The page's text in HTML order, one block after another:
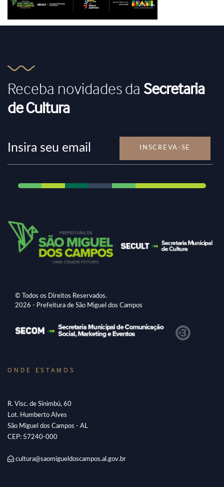
Receba novidades da Secretaria
de Cultura
INSCREVA-SE
© Todos os Direitos Reservados.
2026 - Prefeitura de São Miguel dos Campos
ONDE ESTAMOS
R. Visc. de Sinimbú, 60
Lot. Humberto Alves
São Miguel dos Campos - AL
CEP: 57240-000
cultura@saomigueldoscampos.al.gov.br